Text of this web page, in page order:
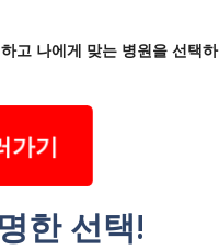
고 나에게 맞는 병원을 선택하
기
한 선택!